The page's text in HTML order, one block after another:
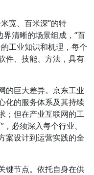
宽、百米深”的特
界清晰的场景组成，“百
工业知识和机理，每个
件、技能、方法，具有
的巨大差异。京东工业
化的服务体系及其持续
；但在产业互联网的工
必须深入每个行业、
案设计到运营实践的全
键节点。依托自身在供